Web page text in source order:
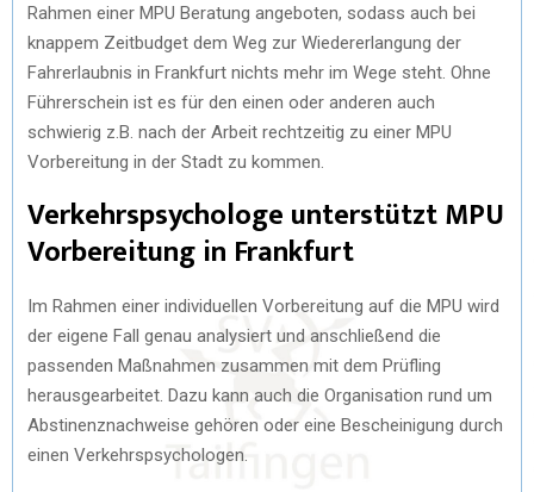
Rahmen einer MPU Beratung angeboten, sodass auch bei
knappem Zeitbudget dem Weg zur Wiedererlangung der
Fahrerlaubnis in Frankfurt nichts mehr im Wege steht. Ohne
Führerschein ist es für den einen oder anderen auch
schwierig z.B. nach der Arbeit rechtzeitig zu einer MPU
Vorbereitung in der Stadt zu kommen.
Verkehrspsychologe unterstützt MPU
Vorbereitung in Frankfurt
Im Rahmen einer individuellen Vorbereitung auf die MPU wird
der eigene Fall genau analysiert und anschließend die
passenden Maßnahmen zusammen mit dem Prüfling
herausgearbeitet. Dazu kann auch die Organisation rund um
Abstinenznachweise gehören oder eine Bescheinigung durch
einen Verkehrspsychologen.